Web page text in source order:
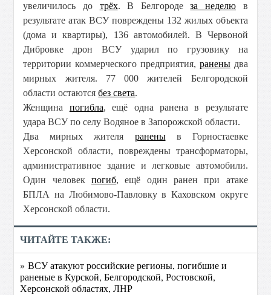
увеличилось до трёх. В Белгородеза неделю в
результате атак ВСУ повреждены 132 жилых объекта
(дома и квартиры), 136 автомобилей. В Червоной
Дибровке дрон ВСУ ударил по грузовику на
территории коммерческого предприятия, раненыдва
мирных жителя. 77 000 жителей Белгородской
области остаютсябез света.
Женщина погибла, ещё одна ранена в результате
удара ВСУ по селу Водяное в Запорожской области.
Два мирных жителя раненыв Горностаевке
Херсонской области, повреждены трансформаторы,
административное здание и легковые автомобили.
Один человекпогиб, ещё один ранен при атаке
БПЛА на Любимово-Павловку в Каховском округе
Херсонской области.
ЧИТАЙТЕ ТАКЖЕ:
» ВСУ атакуют российские регионы, погибшие и
раненые в Курской, Белгородской, Ростовской,
Херсонской областях, ЛНР